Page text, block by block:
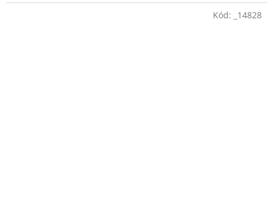
Kód: _14828